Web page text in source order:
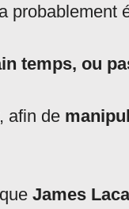
probablement
temps, ou
afin de
James